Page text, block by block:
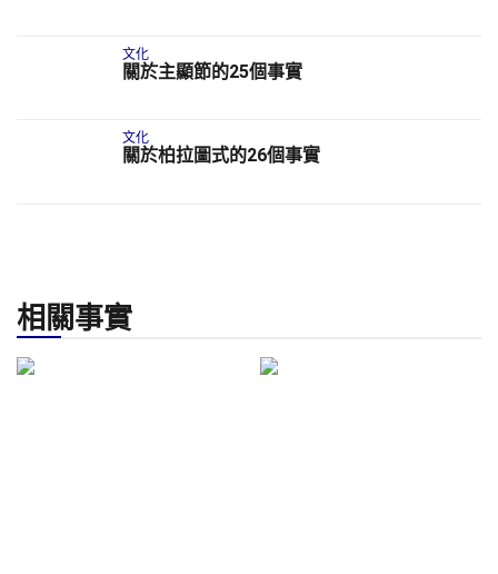
文化
關於主顯節的25個事實
文化
關於柏拉圖式的26個事實
相關事實